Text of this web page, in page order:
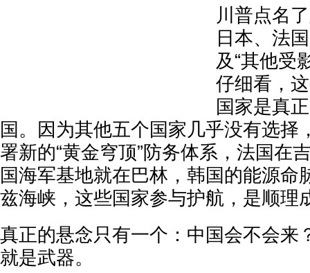
川普点名
日本、法
及“其他受
仔细看，
国家是真
国。因为其他五个国家几乎没有选择
署新的“黄金穹顶”防务体系，法国在
国海军基地就在巴林，韩国的能源命
兹海峡，这些国家参与护航，是顺理
真正的悬念只有一个：中国会不会来
就是武器。